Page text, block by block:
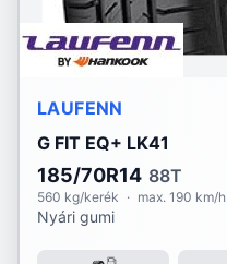
Marshal
Maxtrek
Michelin
Mirage
LAUFENN
G FIT EQ+ LK41
185/70R14 88T
560 kg/kerék · max. 190 km/h
Nyári gumi